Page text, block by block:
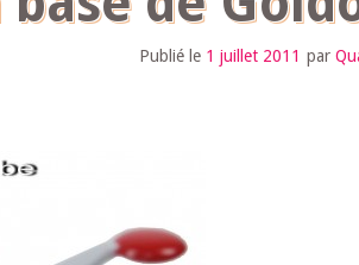
Publié le 1 juillet 2011 par